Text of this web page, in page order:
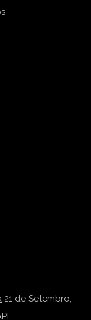
21 de Setembro,